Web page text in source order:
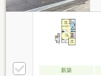
新築